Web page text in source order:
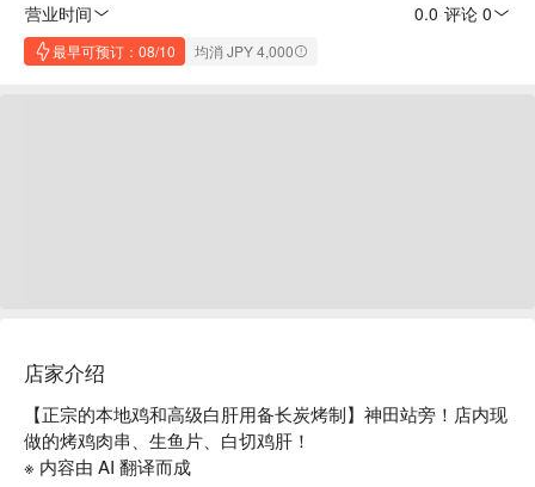
营业时间
0.0 评论 0
最早可预订：08/10 均消 JPY 4,000
店家介绍
【正宗的本地鸡和高级白肝用备长炭烤制】神田站旁！店内现
做的烤鸡肉串、生鱼片、白切鸡肝！
※ 内容由 AI 翻译而成